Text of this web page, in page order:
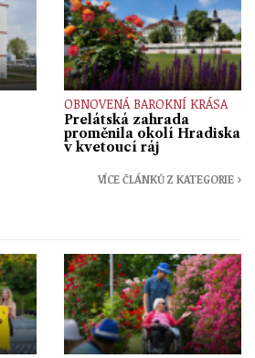
OBNOVENÁ BAROKNÍ KRÁSA
Prelátská zahrada
proměnila okolí Hradiska
v kvetoucí ráj
VÍCE ČLÁNKŮ Z KATEGORIE ›